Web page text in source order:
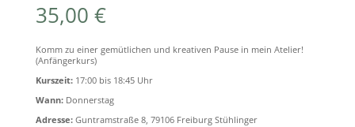
35,00 €
Komm zu einer gemütlichen und kreativen Pause in mein Atelier!
(Anfängerkurs)
Kurszeit:17:00 bis 18:45 Uhr
Wann:Donnerstag
Adresse:Guntramstraße 8, 79106 Freiburg Stühlinger